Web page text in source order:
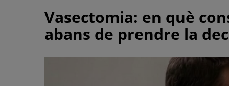
Vasectomia:
en
Vasectomia: en què
abans de prendre la